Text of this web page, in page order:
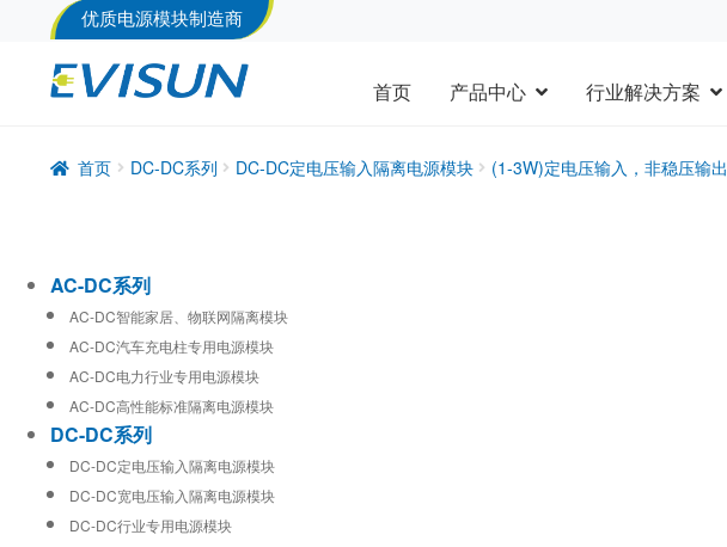
优质电源模块制造商
首页 产品中心 行业解决方案
首页 DC-DC系列 DC-DC定电压输入隔离电源模块 (1-3W)定电压输入，非稳压输出
AC-DC系列
AC-DC智能家居、物联网隔离模块
AC-DC汽车充电柱专用电源模块
AC-DC电力行业专用电源模块
AC-DC高性能标准隔离电源模块
DC-DC系列
DC-DC定电压输入隔离电源模块
DC-DC宽电压输入隔离电源模块
DC-DC行业专用电源模块